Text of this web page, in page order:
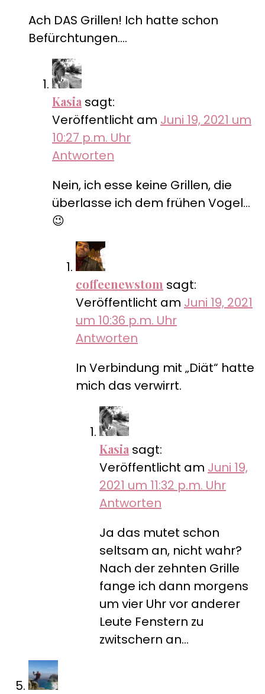
Ach DAS Grillen! Ich hatte schon
Befürchtungen….
Kasia sagt:
Veröffentlicht am Juni 19, 2021 um
10:27 p.m. Uhr
Antworten
Nein, ich esse keine Grillen, die
überlasse ich dem frühen Vogel…
😉
coffeenewstom sagt:
Veröffentlicht am Juni 19, 2021
um 10:36 p.m. Uhr
Antworten
In Verbindung mit „Diät“ hatte
mich das verwirrt.
Kasia sagt:
Veröffentlicht am Juni 19,
2021 um 11:32 p.m. Uhr
Antworten
Ja das mutet schon
seltsam an, nicht wahr?
Nach der zehnten Grille
fange ich dann morgens
um vier Uhr vor anderer
Leute Fenstern zu
zwitschern an…